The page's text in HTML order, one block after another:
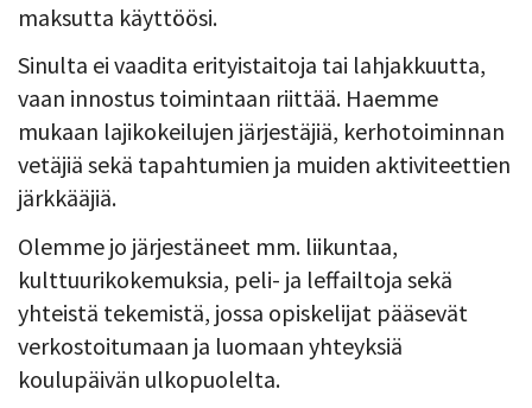
maksutta käyttöösi.
Sinulta ei vaadita erityistaitoja tai lahjakkuutta,
vaan innostus toimintaan riittää. Haemme
mukaan lajikokeilujen järjestäjiä, kerhotoiminnan
vetäjiä sekä tapahtumien ja muiden aktiviteettien
järkkääjiä.
Olemme jo järjestäneet mm. liikuntaa,
kulttuurikokemuksia, peli- ja leffailtoja sekä
yhteistä tekemistä, jossa opiskelijat pääsevät
verkostoitumaan ja luomaan yhteyksiä
koulupäivän ulkopuolelta.